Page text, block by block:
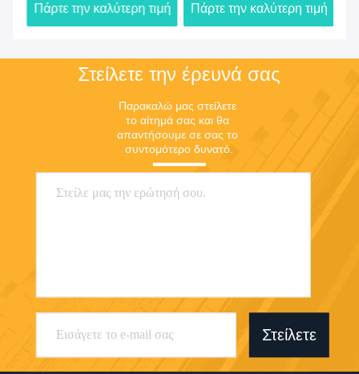
σημείου πρόσβασης
Ethernet
Πάρτε την καλύτερη τιμή
PTMP IP
Πάρτε την καλύτερη τιμή
Στείλετε την έρευνά σας
Παρακαλώ μας στείλετε
το αίτημά σας και θα
απαντήσουμε σε σας το
συντομότερο δυνατό.
Στείλετε